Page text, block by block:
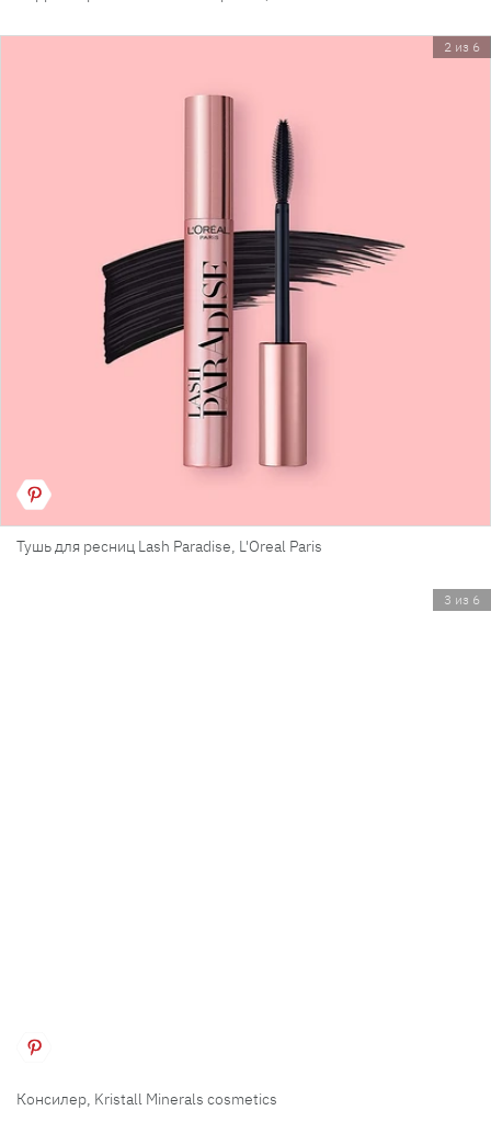
2 из 6
Тушь для ресниц Lash Paradise, L'Oreal Paris
3 из 6
Консилер, Kristall Minerals cosmetics